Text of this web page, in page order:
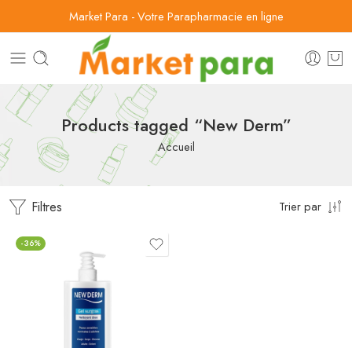
Market Para - Votre Parapharmacie en ligne
Products tagged “New Derm”
Accueil
Filtres Trier par
-36%